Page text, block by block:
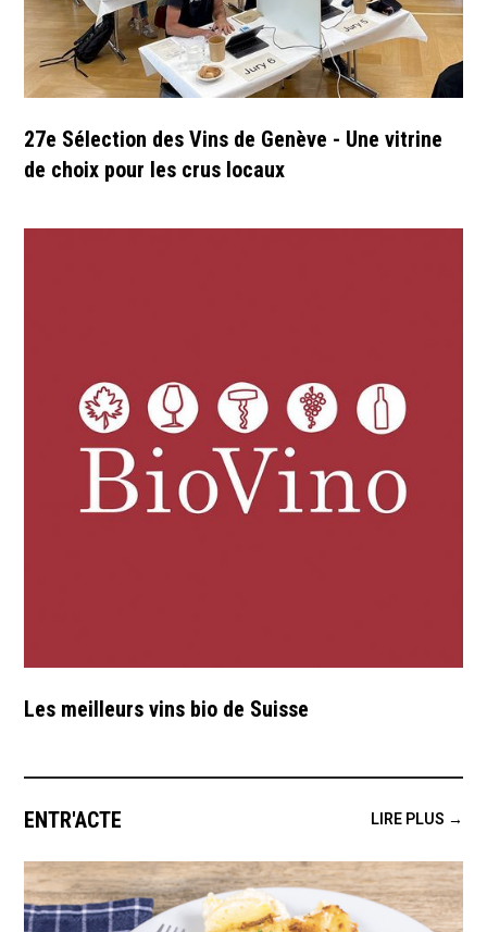
27e Sélection des Vins de Genève - Une vitrine
de choix pour les crus locaux
Les meilleurs vins bio de Suisse
ENTR'ACTE LIRE PLUS →